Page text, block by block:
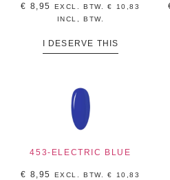
€ 8,95 EXCL. BTW.€
10,83
INCL, BTW.
I DESERVE THIS
453-ELECTRIC BLUE
€ 8,95 EXCL. BTW.€
10,83